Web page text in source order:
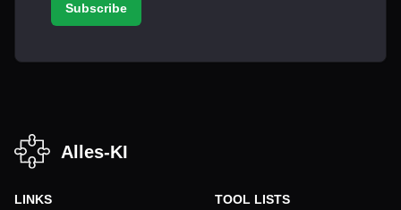
Subscribe
Alles-KI
LINKS TOOL LISTS